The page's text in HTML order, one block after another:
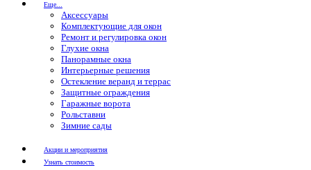
Еще...
Аксессуары
Комплектующие для окон
Ремонт и регулировка окон
Глухие окна
Панорамные окна
Интерьерные решения
Остекление веранд и террас
Защитные ограждения
Гаражные ворота
Рольставни
Зимние сады
Акции и мероприятия
Узнать стоимость